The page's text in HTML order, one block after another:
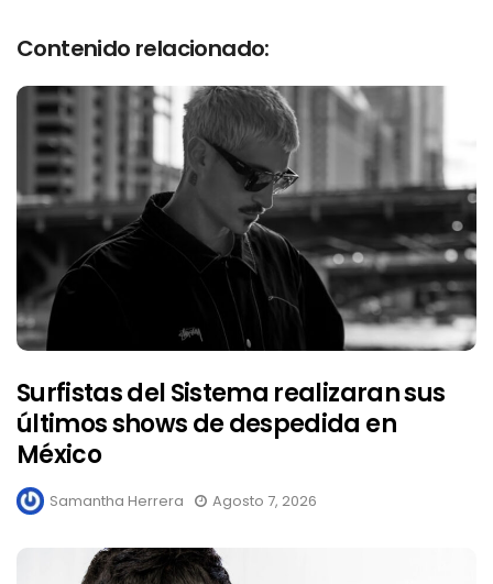
Contenido relacionado:
Surfistas del Sistema realizaran sus
últimos shows de despedida en
México
Samantha Herrera Agosto 7, 2026